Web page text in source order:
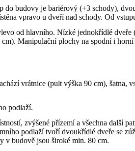
budovy je bariérový (+3 schody),
vpravo u dveří nad schody. Od
od hlavního. Nízké jednokřídlé
Manipulační plochy na spodní i
vrátnice (pult výška 90 cm), šatna,
podlaží.
zvýšené přízemí a všechna další
podlaží tvoří dvoukřídlé dveře se
v budově jsou široké min. 80 cm.